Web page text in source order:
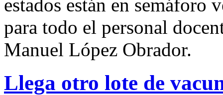
estados están en semáforo
para todo el personal
Manuel López Obrador.
Llega otro lote de